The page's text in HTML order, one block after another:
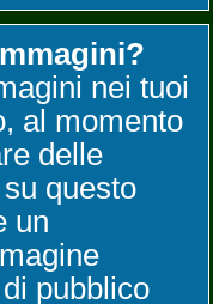
nei tuoi
al momento
delle
questo
un
pubblico